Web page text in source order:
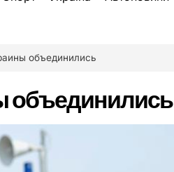
объединились
объединились